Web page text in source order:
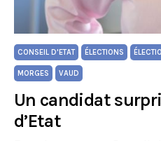
CONSEIL D'ETAT ÉLECTIONS
MORGES VAUD
Un candidat
d’Etat